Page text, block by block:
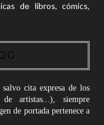
de libros, cómics,
salvo cita expresa de los
artistas...), siempre
de portada pertenece a